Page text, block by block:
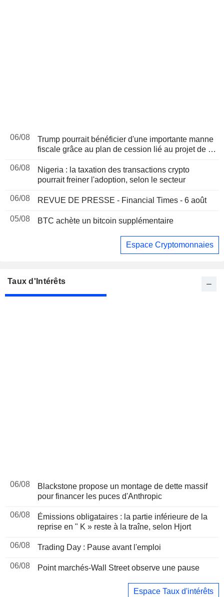
06/08
Trump pourrait bénéficier d'une importante manne
fiscale grâce au plan de cession lié au projet de loi
06/08
Nigeria : la taxation des transactions crypto
pourrait freiner l'adoption, selon le secteur
06/08 REVUE DE PRESSE - Financial Times - 6 août
05/08 BTC achète un bitcoin supplémentaire
Espace Cryptomonnaies
Taux d'Intérêts
06/08
Blackstone propose un montage de dette massif
pour financer les puces d'Anthropic
06/08
Émissions obligataires : la partie inférieure de la
reprise en " K » reste à la traîne, selon Hjort
06/08 Trading Day : Pause avant l'emploi
06/08 Point marchés-Wall Street observe une pause
Espace Taux d'intérêts